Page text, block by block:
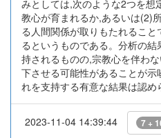
みとしては,次のような2つを
教心が育まれるか,あるいは(2)
る人間関係が取りもたれるこ
るというものである。分析の
持されるものの,宗教心を伴わ
下させる可能性があることが
れを支持する有意な結果は認め
2023-11-04 14:39:44 7 +